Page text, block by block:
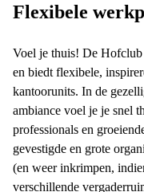
Flexibele
Voel je thuis! De Hofclub
en biedt flexibele,
kantoorunits. In de
ambiance voel je je snel
professionals en
gevestigde en grote
(en weer inkrimpen,
verschillende